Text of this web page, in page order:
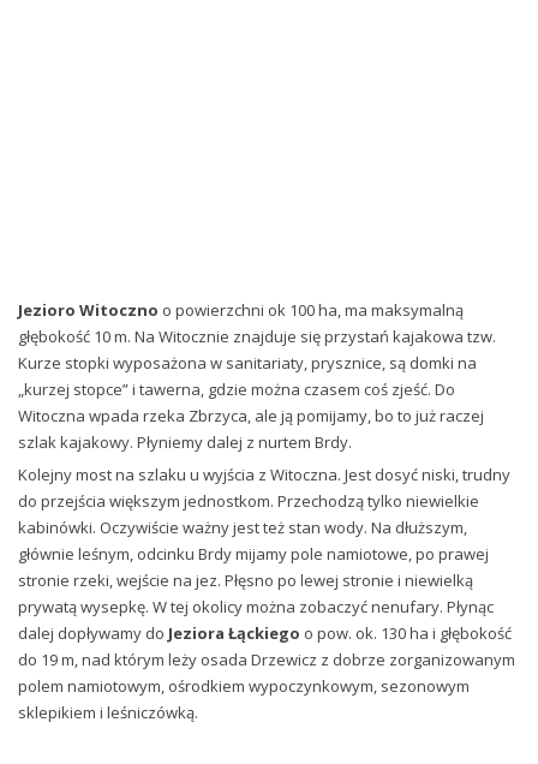
Jezioro Witoczno o powierzchni ok 100 ha, ma maksymalną
głębokość 10 m. Na Witocznie znajduje się przystań kajakowa tzw.
Kurze stopki wyposażona w sanitariaty, prysznice, są domki na
„kurzej stopce” i tawerna, gdzie można czasem coś zjeść. Do
Witoczna wpada rzeka Zbrzyca, ale ją pomijamy, bo to już raczej
szlak kajakowy. Płyniemy dalej z nurtem Brdy.
Kolejny most na szlaku u wyjścia z Witoczna. Jest dosyć niski, trudny
do przejścia większym jednostkom. Przechodzą tylko niewielkie
kabinówki. Oczywiście ważny jest też stan wody. Na dłuższym,
głównie leśnym, odcinku Brdy mijamy pole namiotowe, po prawej
stronie rzeki, wejście na jez. Płęsno po lewej stronie i niewielką
prywatą wysepkę. W tej okolicy można zobaczyć nenufary. Płynąc
dalej dopływamy do Jeziora Łąckiego o pow. ok. 130 ha i głębokość
do 19 m, nad którym leży osada Drzewicz z dobrze zorganizowanym
polem namiotowym, ośrodkiem wypoczynkowym, sezonowym
sklepikiem i leśniczówką.